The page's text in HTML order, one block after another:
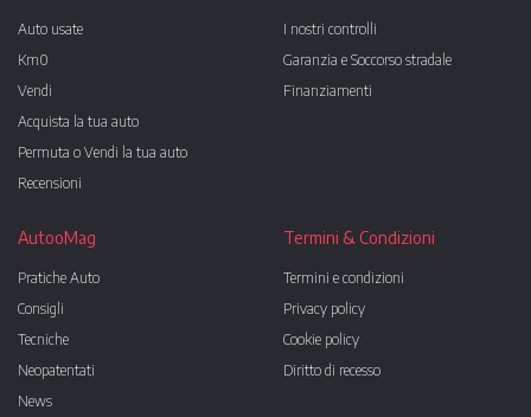
Auto usate
Km0
Vendi
Acquista la tua auto
Permuta o Vendi la tua auto
Recensioni
I nostri controlli
Garanzia e Soccorso stradale
Finanziamenti
AutooMag
Pratiche Auto
Consigli
Tecniche
Neopatentati
News
Termini & Condizioni
Termini e condizioni
Privacy policy
Cookie policy
Diritto di recesso